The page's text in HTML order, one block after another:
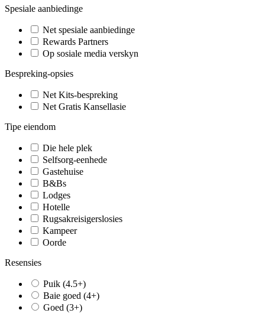
Spesiale aanbiedinge
Net spesiale aanbiedinge
Rewards Partners
Op sosiale media verskyn
Bespreking-opsies
Net Kits-bespreking
Net Gratis Kansellasie
Tipe eiendom
Die hele plek
Selfsorg-eenhede
Gastehuise
B&Bs
Lodges
Hotelle
Rugsakreisigerslosies
Kampeer
Oorde
Resensies
Puik (4.5+)
Baie goed (4+)
Goed (3+)